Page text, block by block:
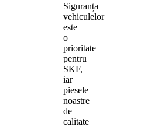
Siguranța
vehiculelor
este
o
prioritate
pentru
SKF,
iar
piesele
noastre
de
calitate